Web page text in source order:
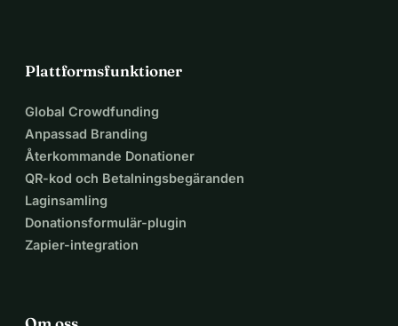
Plattformsfunktioner
Global Crowdfunding
Anpassad Branding
Återkommande Donationer
QR-kod och Betalningsbegäranden
Laginsamling
Donationsformulär-plugin
Zapier-integration